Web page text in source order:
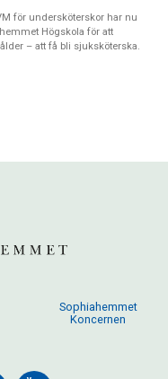
för undersköterskor har nu
Högskola för att
– att få bli sjuksköterska.
Sophiahemmet
Koncernen